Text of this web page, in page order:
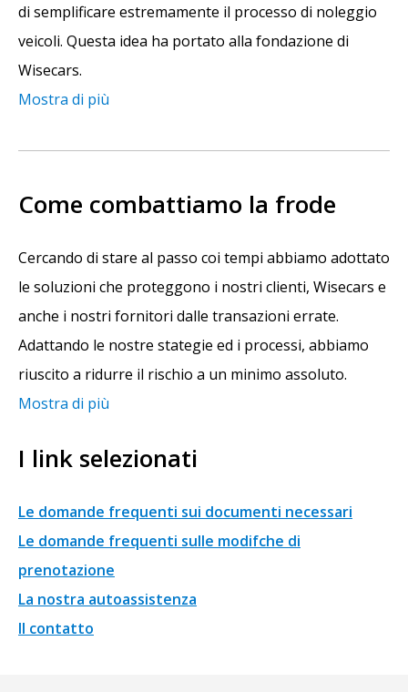
di semplificare estremamente il processo di noleggio
veicoli. Questa idea ha portato alla fondazione di
Wisecars.
Mostra di più
Come combattiamo la frode
Cercando di stare al passo coi tempi abbiamo adottato
le soluzioni che proteggono i nostri clienti, Wisecars e
anche i nostri fornitori dalle transazioni errate.
Adattando le nostre stategie ed i processi, abbiamo
riuscito a ridurre il rischio a un minimo assoluto.
Mostra di più
I link selezionati
Le domande frequenti sui documenti necessari
Le domande frequenti sulle modifche di
prenotazione
La nostra autoassistenza
Il contatto